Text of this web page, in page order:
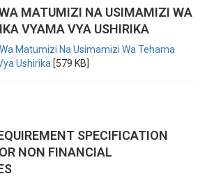
MATUMIZI NA USIMAMIZI WA
VYAMA VYA USHIRIKA
Matumizi Na Usimamizi Wa Tehama
Ushirika [579 KB]
SPECIFICATION
NON FINANCIAL